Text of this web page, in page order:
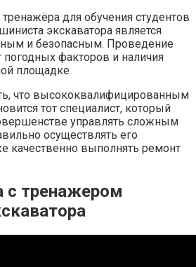
для обучения студентов
экскаватора является
и безопасным. Проведение
погодных факторов и наличия
площадке.
что высококвалифицированным
тот специалист, который
управлять сложным
осуществлять его
качественно выполнять ремонт
с тренажером